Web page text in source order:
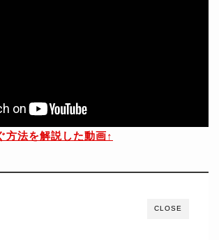
方法を解説した動画↑
CLOSE